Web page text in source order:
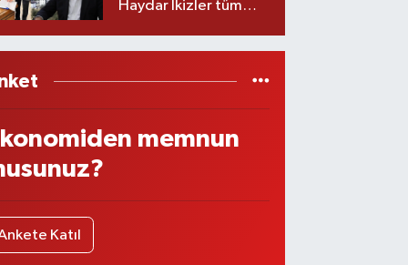
Haydar İkizler tüm
memnun
Katıl